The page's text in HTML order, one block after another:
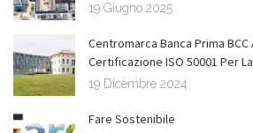
19 Giugno 2025
Centromarca Banca Prima
Certificazione ISO 50001 Per
19 Dicembre 2024
Fare Sostenibile